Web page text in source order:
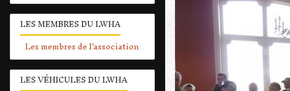
LES MEMBRES DU LWHA
Les membres de l'association
LES VÉHICULES DU LWHA